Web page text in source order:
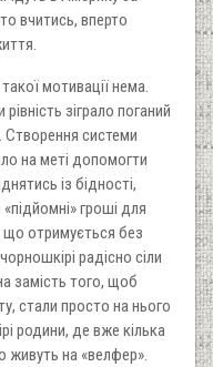
вчитись, вперто
мотивації нема.
зіграло поганий
Створення системи
на меті допомогти
із бідності,
гроші для
що отримується без
радісно сіли
замість того, щоб
стали просто на нього
родини, де вже кілька
живуть на «велфер».